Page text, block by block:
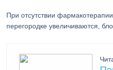
При отсутствии
перегородке увеличиваются,